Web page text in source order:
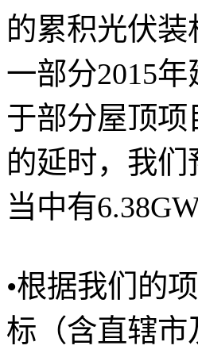
的累积光伏
一部分2015
于部分屋顶
的延时，我
当中有
•根据我们的
标（含直辖